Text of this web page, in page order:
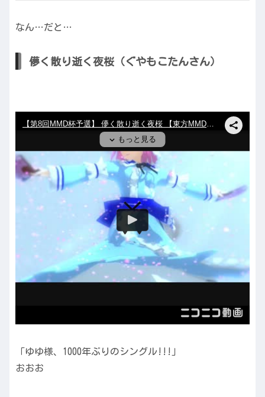
なん…だと…
儚く散り逝く夜桜（ぐやもこたんさん）
「ゆゆ様、1000年ぶりのシングル!!!」
おおお